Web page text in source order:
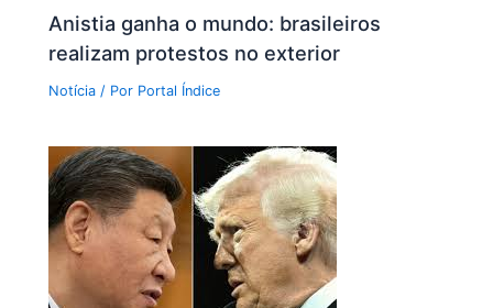
Anistia ganha o mundo: brasileiros
realizam protestos no exterior
Notícia / Por Portal Índice